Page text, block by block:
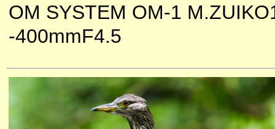
OM SYSTEM OM-1
-400mmF4.5